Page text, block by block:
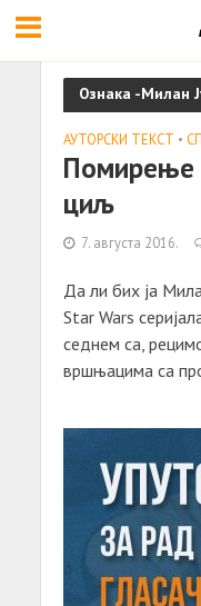
Ознака -Милан
АУТОРСКИ ТЕКСТ •
Помирење
циљ
7. августа 2016.
Да ли бих ја
Star Wars
седнем са,
вршњацима са